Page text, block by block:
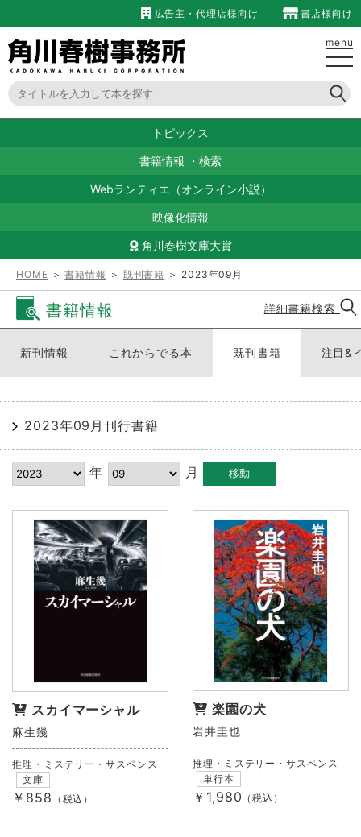
広告主・代理店様向け 書店様向け
menu
トピックス
書籍情報 ・ 検索
Webランティエ（オンライン小説）
映像化情報
角川春樹文庫大賞
HOME ＞書籍情報 ＞ 既刊書籍 ＞ 2023年09月
書籍情報 詳細書籍検索
新刊情報 これからでる本 既刊書籍 注目&
2023年09月刊行書籍
年 月
スカイマーシャル
麻生幾
推理・ミステリー・サスペンス
文庫
￥858 （税込）
楽園の犬
岩井圭也
推理・ミステリー・サスペンス
単行本
￥1,980 （税込）